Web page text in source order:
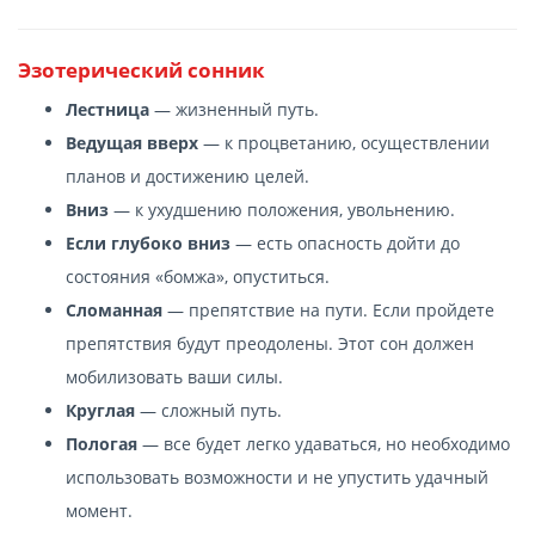
Эзотерический сонник
Лестница — жизненный путь.
Ведущая вверх — к процветанию, осуществлении
планов и достижению целей.
Вниз — к ухудшению положения, увольнению.
Если глубоко вниз — есть опасность дойти до
состояния «бомжа», опуститься.
Сломанная — препятствие на пути. Если пройдете
препятствия будут преодолены. Этот сон должен
мобилизовать ваши силы.
Круглая — сложный путь.
Пологая — все будет легко удаваться, но необходимо
использовать возможности и не упустить удачный
момент.